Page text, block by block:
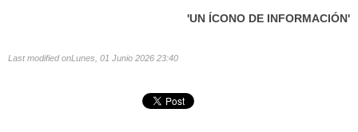
'UN ÍCONO DE INFORMACIÓN'
Last modified onLunes, 01 Junio 2026 23:40